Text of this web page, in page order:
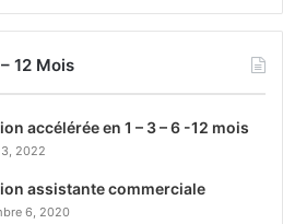
12 Mois
accélérée en 1 – 3 – 6 -12 mois
2022
assistante commerciale
6, 2020